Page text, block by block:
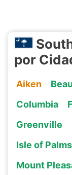
por
Aiken
Columbia
Greenville
Isle of Palms
Mount